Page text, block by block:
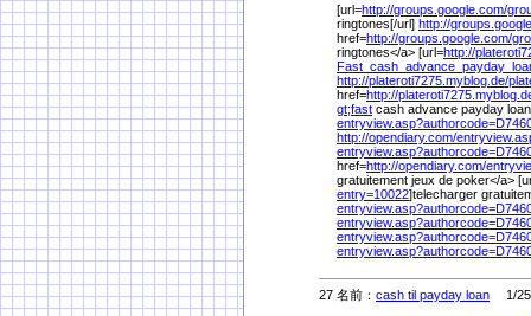
[url=http://groups.google.com/
ringtones[/url] http://
href=http://groups.google.com/
ringtones</a> [url=http://
http://plateroti7275.myblog.de/
href=http://
gt;fast cash advance payday
http://opendiary.com/
href=http://opendiary.com/
gratuitement jeux de poker</a>
entry=10022]telecharger
27 名前： cash til payday loan 1/